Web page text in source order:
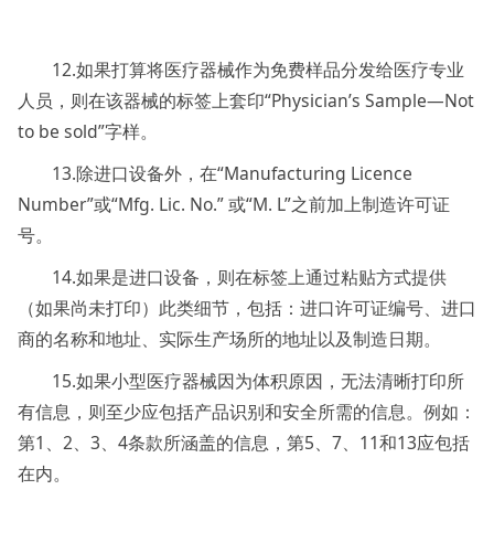
12.如果打算将医疗器械作为免费样品分发给医疗专业
人员，则在该器械的标签上套印“Physician’s Sample—Not
to be sold”字样。
13.除进口设备外，在“Manufacturing Licence
Number”或“Mfg. Lic. No.” 或“M. L”之前加上制造许可证
号。
14.如果是进口设备，则在标签上通过粘贴方式提供
（如果尚未打印）此类细节，包括：进口许可证编号、进口
商的名称和地址、实际生产场所的地址以及制造日期。
15.如果小型医疗器械因为体积原因，无法清晰打印所
有信息，则至少应包括产品识别和安全所需的信息。例如：
第1、2、3、4条款所涵盖的信息，第5、7、11和13应包括
在内。